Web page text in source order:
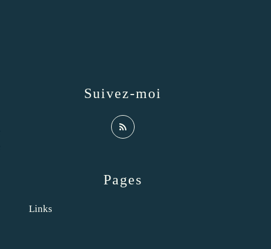
Pages
Links
Suivez-moi